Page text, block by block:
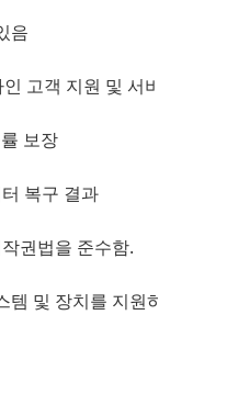
음
고객 지원 및 서비스
보장
복구 결과
권법을 준수함.
및 장치를 지원하기 위한